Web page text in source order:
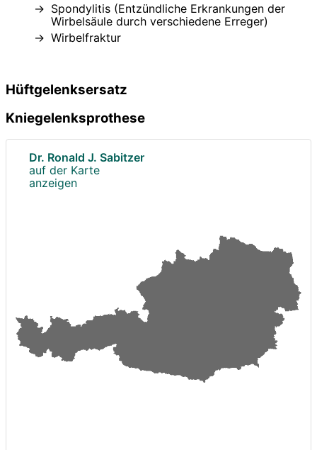
Spondylitis (Entzündliche Erkrankungen der
Wirbelsäule durch verschiedene Erreger)
Wirbelfraktur
Hüftgelenksersatz
Kniegelenksprothese
Dr. Ronald J. Sabitzer
auf der Karte
anzeigen